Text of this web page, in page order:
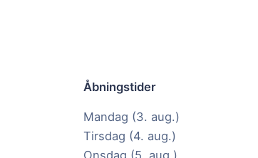
Åbningstider
Mandag (3. aug.)
Tirsdag (4. aug.)
Onsdag (5. aug.)